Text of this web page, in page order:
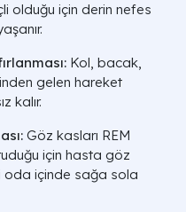
olduğu için derin nefes
Kol, bacak,
gelen hareket
kalır.
Göz kasları REM
için hasta göz
oda içinde sağa sola